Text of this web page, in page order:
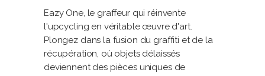
Eazy One, le graffeur qui réinvente
l'upcycling en véritable œuvre d'art.
Plongez dans la fusion du graffiti et de la
récupération, où objets délaissés
deviennent des pièces uniques de